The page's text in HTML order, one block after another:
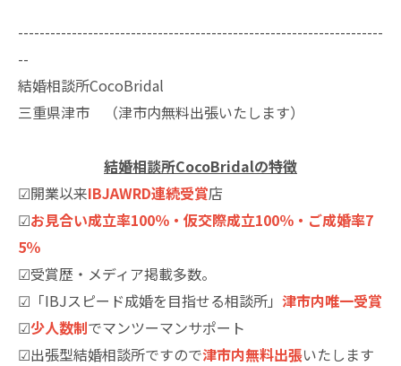
--------------------------------------------------------------------
--
結婚相談所CocoBridal
三重県津市 （津市内無料出張いたします）
結婚相談所CocoBridalの特徴
☑開業以来IBJAWRD連続受賞店
☑お見合い成立率100％・仮交際成立100％・ご成婚率7
5％
☑受賞歴・メディア掲載多数。
☑「IBJスピード成婚を目指せる相談所」 津市内唯一受賞
☑少人数制でマンツーマンサポート
☑出張型結婚相談所ですので津市内無料出張いたします